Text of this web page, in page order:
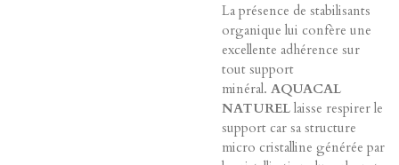
La présence de stabilisants
organique lui confère une
excellente adhérence sur
tout support
minéral. AQUACAL
NATUREL laisse respirer le
support car sa structure
micro cristalline générée par